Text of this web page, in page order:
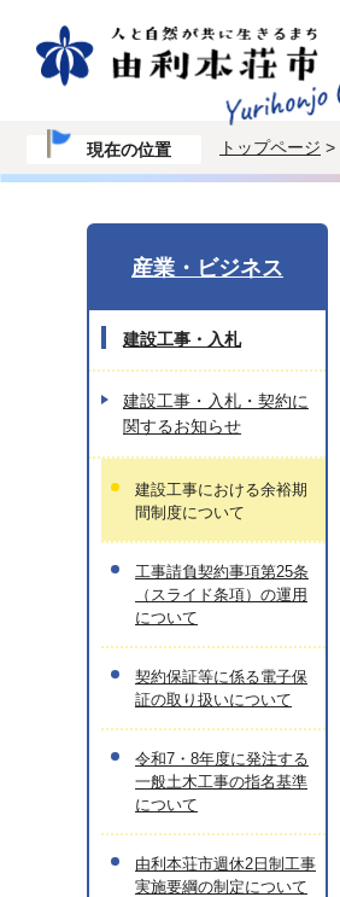
現在の位置 トップページ >
産業・ビジネス
建設工事・入札
建設工事・入札・契約に
関するお知らせ
建設工事における余裕期
間制度について
工事請負契約事項第25条
（スライド条項）の運用
について
契約保証等に係る電子保
証の取り扱いについて
令和7・8年度に発注する
一般土木工事の指名基準
について
由利本荘市週休2日制工事
実施要綱の制定について